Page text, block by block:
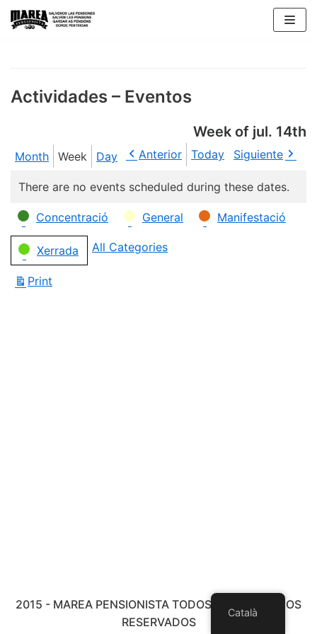
Skip
Actividades – Eventos
Week of jul. 14th
Month Week Day Anterior Today Siguiente
There are no events scheduled during these dates.
Categories
Concentració General Manifestació
Xerrada All Categories
Print
2015 - MAREA PENSIONISTA TODOS LOS DERECHOS
RESERVADOS
Català